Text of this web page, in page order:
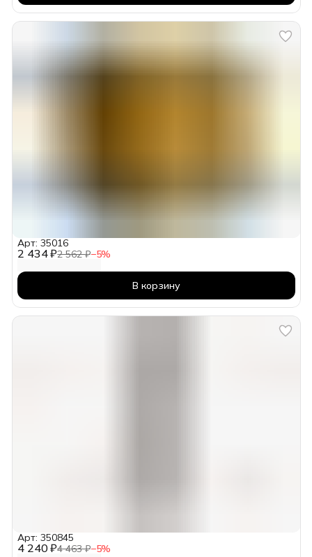
2 434 ₽2 562 ₽−5%
Арт: 35016
В корзину
4 240 ₽4 463 ₽−5%
Арт: 350845